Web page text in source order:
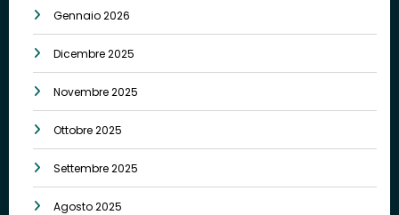
Gennaio 2026
Dicembre 2025
Novembre 2025
Ottobre 2025
Settembre 2025
Agosto 2025